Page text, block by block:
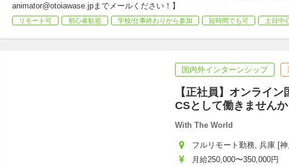
animator@otoiawase.jpまでメールください！】
リモート可 初心者歓迎 学校/仕事終わりから参加 短時間でも可 土日中
国内外インターンシップ
【正社員】オンライ
CSとして働きませんか
With The World
フルリモート勤務, 兵庫 [
月給250,000〜350,000円